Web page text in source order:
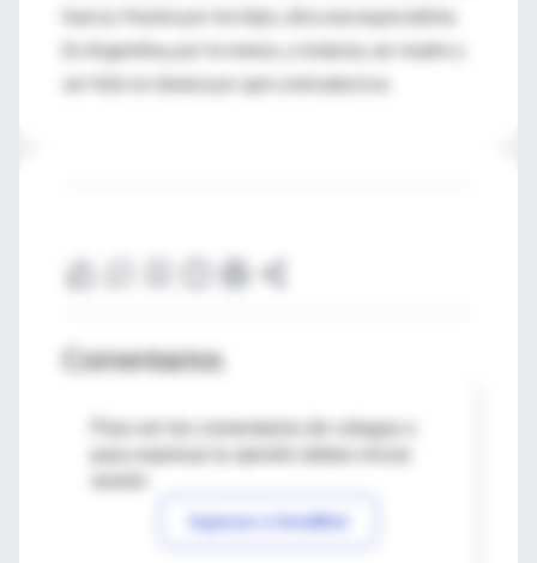
fuerza. Pasión por los hijos, dice una especialista.
En Argentina, por lo menos, y todavía, ser madre y
ser feliz no tienen por qué contradecirse.
Comentarios
Para ver los comentarios de colegas o
Ingresar a IntraMed